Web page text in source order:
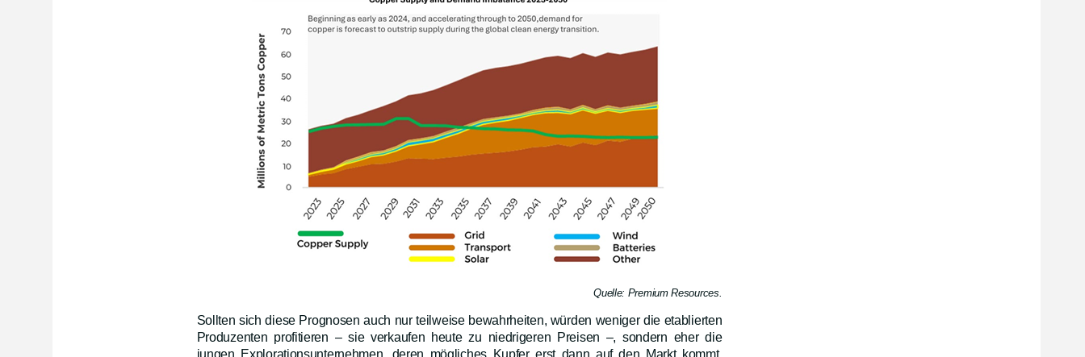
Quelle: Premium Resources.
Sollten sich diese Prognosen auch nur teilweise bewahrheiten, würden weniger die etablierten
Produzenten profitieren – sie verkaufen heute zu niedrigeren Preisen –, sondern eher die